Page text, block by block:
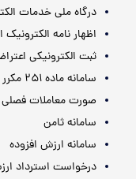
درگاه ملی خدمات
اظهار نامه الکترونیک
ثبت الکترونیکی
سامانه ماده ۲۵۱ مکرر
صورت معاملات فصلی
سامانه ثامن
سامانه ارزش افزوده
درخواست استرداد